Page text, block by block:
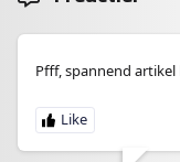
Pfff, spannend